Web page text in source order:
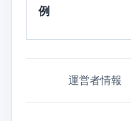
例
運営者情報